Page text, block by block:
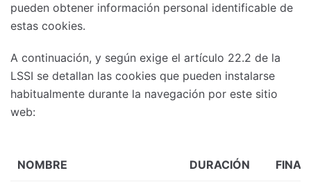
pueden obtener información personal identificable de
estas cookies.
A continuación, y según exige el artículo 22.2 de la
LSSI se detallan las cookies que pueden instalarse
habitualmente durante la navegación por este sitio
web:
NOMBRE DURACIÓN